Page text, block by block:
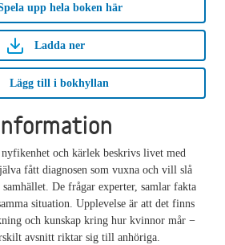
upp hela boken här
Ladda ner
Lägg till i bokhyllan
och kärlek beskrivs livet med
fått diagnosen som vuxna och vill slå
De frågar experter, samlar fakta
situation. Upplevelse är att det finns
och kunskap kring hur kvinnor mår −
avsnitt riktar sig till anhöriga.